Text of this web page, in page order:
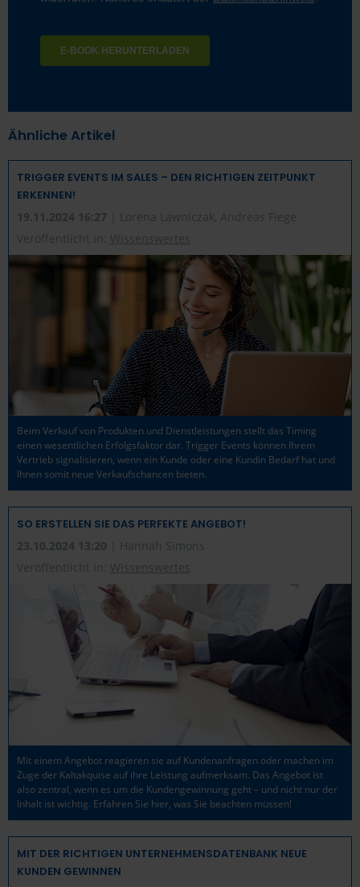
Ähnliche Artikel
TRIGGER EVENTS IM SALES – DEN RICHTIGEN ZEITPUNKT
ERKENNEN!
19.11.2024 16:27
| Lorena Lawniczak, Andreas Fiege
Veröffentlicht in: Wissenswertes
Beim Verkauf von Produkten und Dienstleistungen stellt das Timing
einen wesentlichen Erfolgsfaktor dar. Trigger Events können Ihrem
Vertrieb signalisieren, wenn ein Kunde oder eine Kundin Bedarf hat und
Ihnen somit neue Verkaufschancen bieten.
SO ERSTELLEN SIE DAS PERFEKTE ANGEBOT!
23.10.2024 13:20
| Hannah Simons
Veröffentlicht in: Wissenswertes
Mit einem Angebot reagieren sie auf Kundenanfragen oder machen im
Zuge der Kaltakquise auf ihre Leistung aufmerksam. Das Angebot ist
also zentral, wenn es um die Kundengewinnung geht – und nicht nur der
Inhalt ist wichtig. Erfahren Sie hier, was Sie beachten müssen!
MIT DER RICHTIGEN UNTERNEHMENSDATENBANK NEUE
KUNDEN GEWINNEN